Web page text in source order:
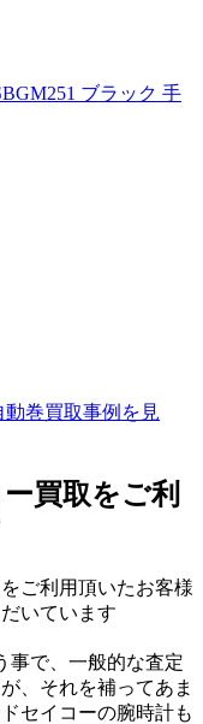
ブラック 手
巻買取事例を見
買取をご利
ご利用頂いたお客様
いています
事で、一般的な査定
、それを補ってあま
セイコーの腕時計も